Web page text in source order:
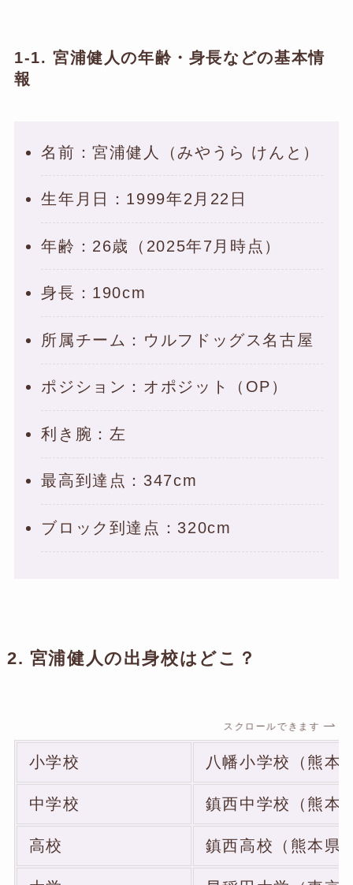
1-1. 宮浦健人の年齢・身長などの基本情
報
名前：宮浦健人（みやうら けんと）
生年月日：1999年2月22日
年齢：26歳（2025年7月時点）
身長：190cm
所属チーム：ウルフドッグス名古屋
ポジション：オポジット（OP）
利き腕：左
最高到達点：347cm
ブロック到達点：320cm
2. 宮浦健人の出身校はどこ？
スクロールできます
小学校 八幡小学校（熊本
中学校 鎮西中学校（熊本
高校 鎮西高校（熊本県